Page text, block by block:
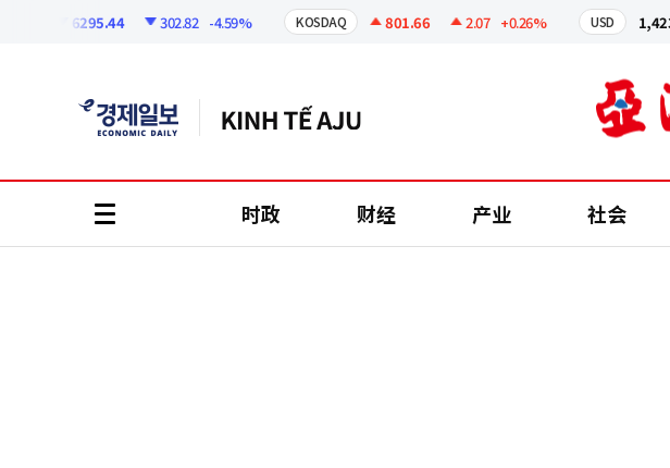
6295.44 302.82 -4.59% KOSDAQ 801.66 2.07 +0.26% USD 1,423.30
时政 财经 产业 社会